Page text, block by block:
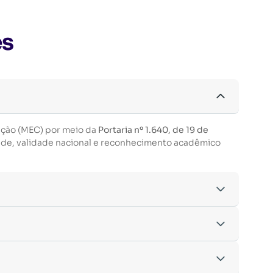
(MEC) por meio da Portaria nº 1.640, de 19 de
validade nacional e reconhecimento acadêmico
com os critérios estabelecidos pelo